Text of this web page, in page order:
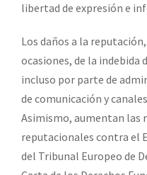
libertad de expresión e
Los daños a la
ocasiones, de la
incluso por parte de
de comunicación y
Asimismo, aumentan las
reputacionales contra el
del Tribunal Europeo de